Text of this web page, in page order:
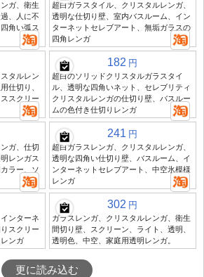
ガ、衛生
、人に不
角い弧ス
超白ガラスタイル、クリスタルレンガ、
透明な仕切り壁、室内バスルーム、イン
ターネットセレブアート、無垢ガラスの
四角レンガ
タルレン
仕切り、
スクリー
182 円
超白のソリッドクリスタルガラスタイ
ル、透明な四角いネット、セレブリティ
クリスタルレンガの仕切り壁、バスルー
ムの色付き仕切りレンガ
ガ、仕切
レンガス
ラー、ソ
241 円
超白ガラスレンガ、クリスタルレンガ、
透明な四角い仕切り壁、バスルーム、イ
ンターネットセレブアート、中空氷模様
レンガ
ンターネ
スクリー
ンガ
302 円
ガラスレンガ、クリスタルレンガ、衛生
間切り壁、スクリーン、ライト、透明、
透明色、中空、家庭用透明レンガ。
更に読み込む